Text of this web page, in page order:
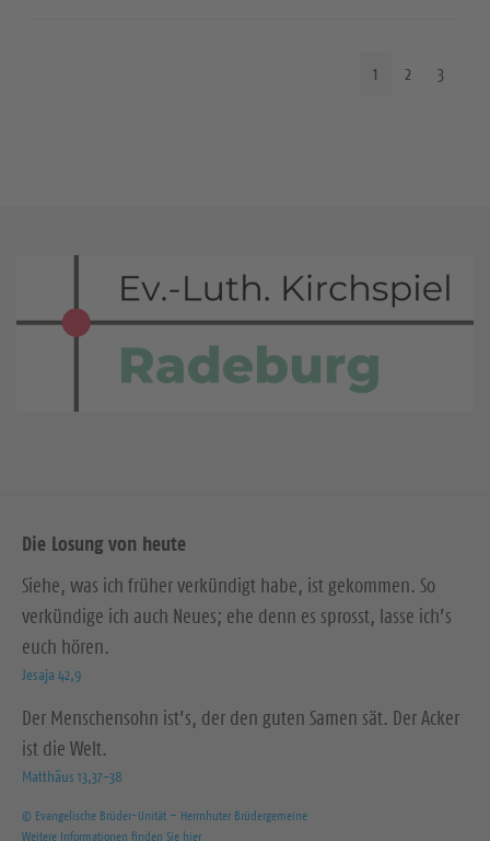
1 2 3
Die Losung von heute
Siehe, was ich früher verkündigt habe, ist gekommen. So
verkündige ich auch Neues; ehe denn es sprosst, lasse ich’s
euch hören.
Jesaja 42,9
Der Menschensohn ist’s, der den guten Samen sät. Der Acker
ist die Welt.
Matthäus 13,37-38
© Evangelische Brüder-Unität – Herrnhuter Brüdergemeine
Weitere Informationen finden Sie hier